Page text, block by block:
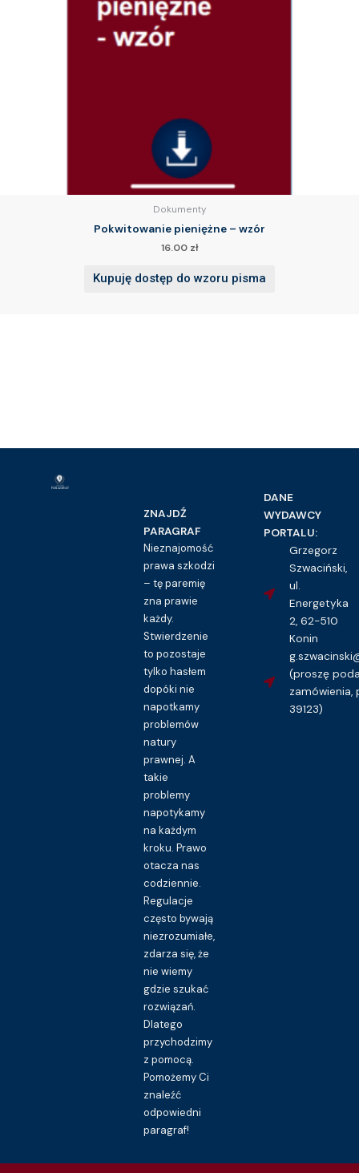
Dokumenty
Pokwitowanie pieniężne – wzór
16.00 zł
Kupuję dostęp do wzoru pisma
ZNAJDŹ
PARAGRAF
Nieznajomość
prawa szkodzi
– tę paremię
zna prawie
każdy.
Stwierdzenie
to pozostaje
tylko hasłem
dopóki nie
napotkamy
problemów
natury
prawnej. A
takie
problemy
napotykamy
na każdym
kroku. Prawo
otacza nas
codziennie.
Regulacje
często bywają
niezrozumiałe,
zdarza się, że
nie wiemy
gdzie szukać
rozwiązań.
Dlatego
przychodzimy
z pomocą.
Pomożemy Ci
znaleźć
odpowiedni
paragraf!
DANE
WYDAWCY
PORTALU:
Grzegorz
Szwaciński,
ul.
Energetyka
2, 62-510
Konin
(proszę
zamówienia,
39123)